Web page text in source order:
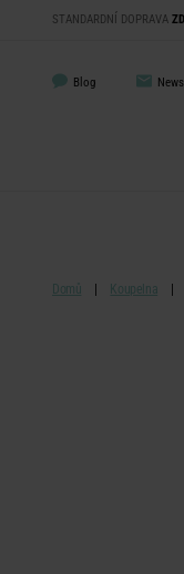
STANDARDNÍ DOPRAVA
Blog
Domů Koupelna